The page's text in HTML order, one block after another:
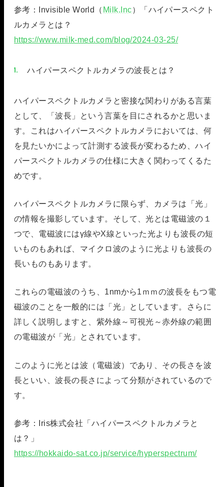
参考：Invisible World（ Milk.Inc）「ハイパースペクト
ルカメラとは？
https://www.milk-med.com/blog/2024-03-25/
ハイパースペクトルカメラの波長とは？
ハイパースペクトルカメラと密接な関わりがある言葉
として、「波長」という言葉を目にされるかと思いま
す。これはハイパースペクトルカメラにおいては、何
を見たいかによって計測する波長が変わるため、ハイ
パースペクトルカメラの仕様に大きく関わってくるた
めです。
ハイパースペクトルカメラに限らず、カメラは「光」
の情報を撮影しています。そして、光とは電磁波の１
つで、電磁波にはγ線やX線といった光よりも波長の短
いものもあれば、マイクロ波のように光よりも波長の
長いものもあります。
これらの電磁波のうち、1nmから1ｍｍの波長をもつ電
磁波のことを一般的には「光」としています。さらに
詳しく説明しますと、紫外線～可視光～赤外線の範囲
の電磁波が「光」とされています。
このように光とは波（電磁波）であり、その長さを波
長といい、波長の長さによって分類がされているので
す。
参考：Iris株式会社「ハイパースペクトルカメラと
は？」
https://hokkaido-sat.co.jp/service/hyperspectrum/